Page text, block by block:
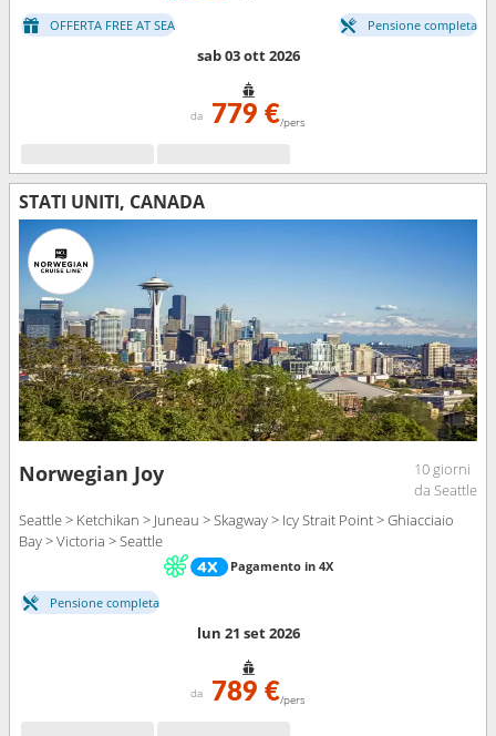
OFFERTA FREE AT SEA Pensione completa
sab 03 ott 2026
da 779 €/pers
STATI UNITI, CANADA
Norwegian Joy
10 giorni
da Seattle
Seattle > Ketchikan > Juneau > Skagway > Icy Strait Point > Ghiacciaio
Bay > Victoria > Seattle
Pagamento in 4X
Pensione completa
lun 21 set 2026
da 789 €/pers